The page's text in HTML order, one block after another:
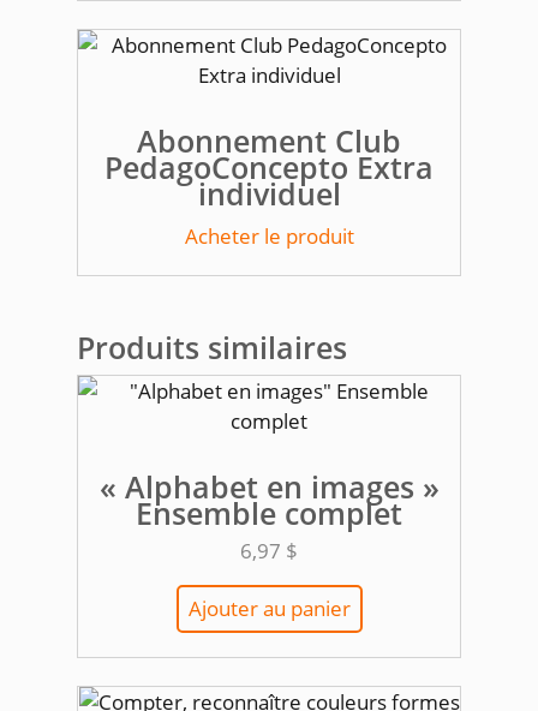
Abonnement Club
PedagoConcepto Extra
individuel
Acheter le produit
Produits similaires
« Alphabet en images »
Ensemble complet
6,97 $
Ajouter au panier